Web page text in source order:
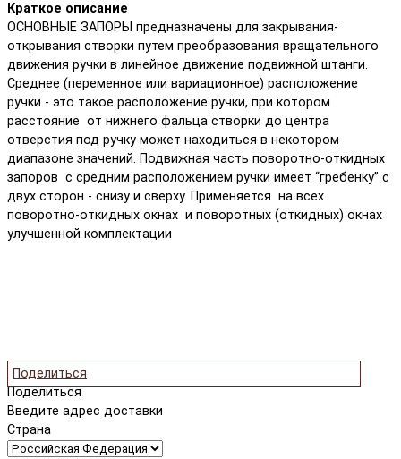
Краткое описание
ОСНОВНЫЕ ЗАПОРЫ предназначены для закрывания-
открывания створки путем преобразования вращательного
движения ручки в линейное движение подвижной штанги.
Среднее (переменное или вариационное) расположение
ручки - это такое расположение ручки, при котором
расстояние от нижнего фальца створки до центра
отверстия под ручку может находиться в некотором
диапазоне значений. Подвижная часть поворотно-откидных
запоров с средним расположением ручки имеет “гребенку” с
двух сторон - снизу и cверху. Применяется на всех
поворотно-откидных окнах и поворотных (откидных) окнах
улучшенной комплектации
Поделиться
Поделиться
Введите адрес доставки
Страна